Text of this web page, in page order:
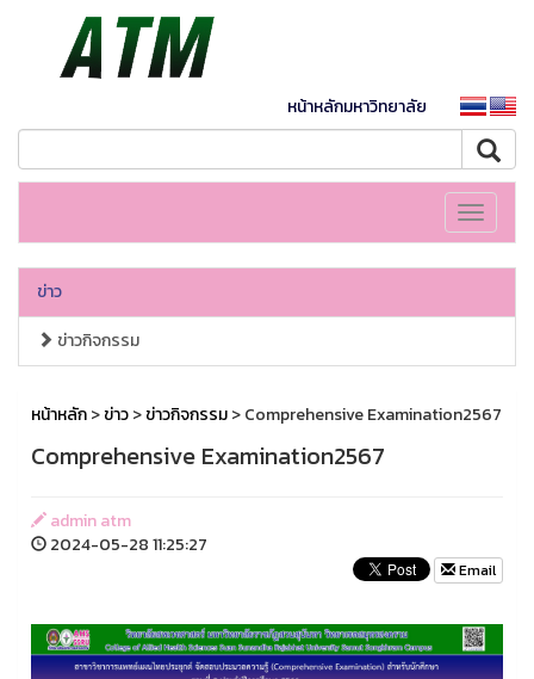
หน้าหลักมหาวิทยาลัย
Toggle
ข่าว
ข่าวกิจกรรม
หน้าหลัก>ข่าว>ข่าวกิจกรรม> Comprehensive Examination2567
Comprehensive Examination2567
admin atm
2024-05-28 11:25:27
Email